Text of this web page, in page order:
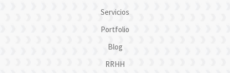
Servicios
Portfolio
Blog
RRHH